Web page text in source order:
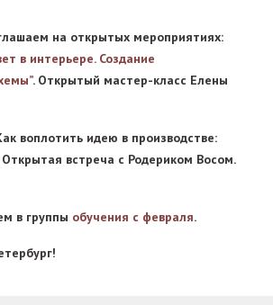
на открытых мероприятиях:
в интерьере. Создание
. Открытый мастер-класс Елены
воплотить идею в производстве:
Открытая встреча с Родериком Восом.
в группы обучения с февраля.